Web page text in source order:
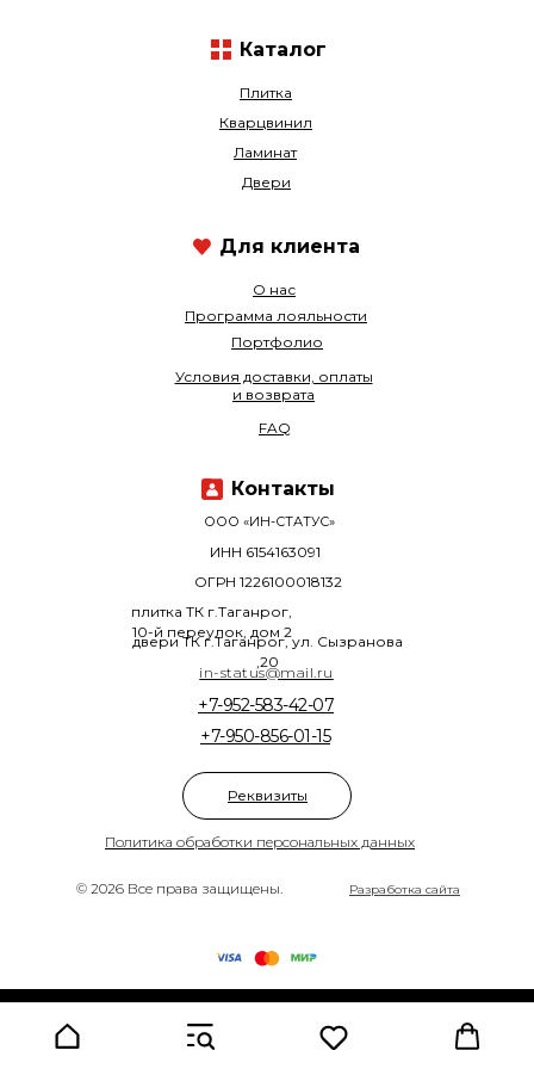
© 2026 Все права защищены.
Политика обработки персональных данных
Плитка
Кварцвинил
+7-950-856-01-15
+7-952-583-42-07
О нас
Ламинат
Программа лояльности
Двери
Портфолио
ООО «ИН-СТАТУС»
плитка ТК г.Таганрог,
10-й переулок, дом 2
двери ТК г.Таганрог, ул. Сызранова
,20
ОГРН 1226100018132
ИНН 6154163091
Разработка сайта
Условия доставки, оплаты
и возврата
FAQ
Каталог
in-status@mail.ru
Контакты
Для клиента
Реквизиты
Made on Tilda